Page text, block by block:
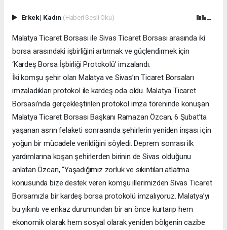
Erkek| Kadın (Haberi Sesli Oku)
Malatya Ticaret Borsası ile Sivas Ticaret Borsası arasında iki
borsa arasındaki işbirliğini artırmak ve güçlendirmek için
‘Kardeş Borsa İşbirliği Protokolü’ imzalandı.
İki komşu şehir olan Malatya ve Sivas’ın Ticaret Borsaları
imzaladıkları protokol ile kardeş oda oldu. Malatya Ticaret
Borsası’nda gerçekleştirilen protokol imza töreninde konuşan
Malatya Ticaret Borsası Başkanı Ramazan Özcan, 6 Şubat’ta
yaşanan asrın felaketi sonrasında şehirlerin yeniden inşası için
yoğun bir mücadele verildiğini söyledi. Deprem sonrası ilk
yardımlarına koşan şehirlerden birinin de Sivas olduğunu
anlatan Özcan, “Yaşadığımız zorluk ve sıkıntıları atlatma
konusunda bize destek veren komşu illerimizden Sivas Ticaret
Borsamızla bir kardeş borsa protokolü imzalıyoruz. Malatya’yı
bu yıkıntı ve enkaz durumundan bir an önce kurtarıp hem
ekonomik olarak hem sosyal olarak yeniden bölgenin cazibe